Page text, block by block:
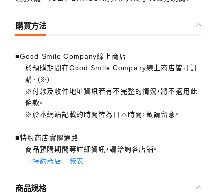
購買方法
■Good Smile Company線上商店
於預購期間在Good Smile Company線上商店皆可訂
購。（※）
※付款及收件地址資訊若有不完整的情況，將不適用此
條款。
※於本網站記載的時間皆為日本時間，敬請留意。
■特約商店實體通路
商品預購期間等詳細資訊，請洽詢各店鋪。
→特約商店一覽表
商品規格